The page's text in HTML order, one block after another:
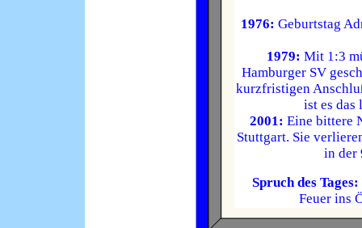
1976: Geburtstag
1979: Mit 1:3
Hamburger SV
kurzfristigen
ist es das
2001: Eine bittere
Stuttgart. Sie
in der
Spruch des Tages:
Feuer ins